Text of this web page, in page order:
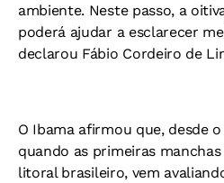
ambiente. Neste passo, a
poderá ajudar a esclarecer
declarou Fábio Cordeiro de
O Ibama afirmou que, desde
quando as primeiras
litoral brasileiro, vem